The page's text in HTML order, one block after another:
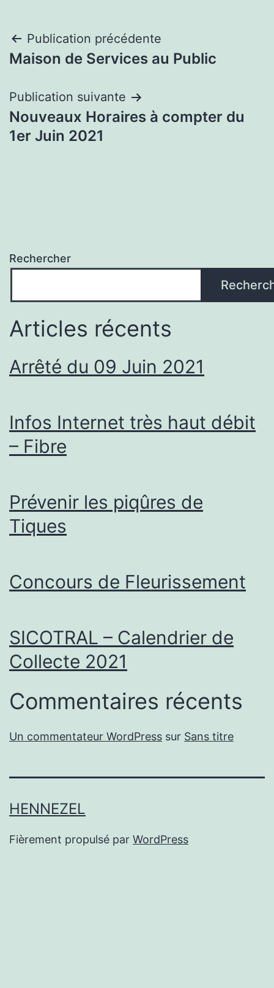
Navigation
de
l’article
Publication précédente
Maison de Services au Public
Publication suivante
Nouveaux Horaires à compter du
1er Juin 2021
Rechercher
Articles récents
Arrêté du 09 Juin 2021
Infos Internet très haut débit
– Fibre
Prévenir les piqûres de
Tiques
Concours de Fleurissement
SICOTRAL – Calendrier de
Collecte 2021
Commentaires récents
Un commentateur WordPress sur Sans titre
HENNEZEL
Fièrement propulsé par WordPress